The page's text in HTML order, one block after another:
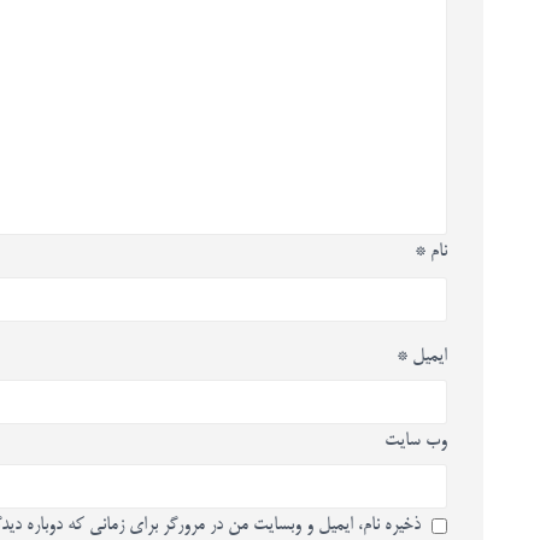
نام *
ایمیل *
وب‌ سایت
ذخیره نام، ایمیل و وبسایت من در مرورگر برای زمانی که دوباره